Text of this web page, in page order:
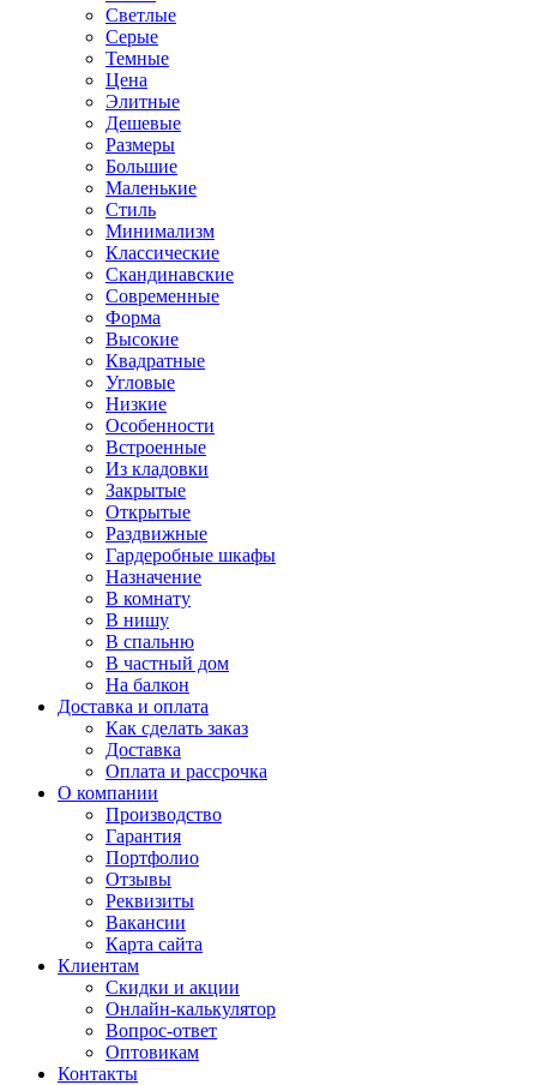
Светлые
Серые
Темные
Цена
Элитные
Дешевые
Размеры
Большие
Маленькие
Стиль
Минимализм
Классические
Скандинавские
Современные
Форма
Высокие
Квадратные
Угловые
Низкие
Особенности
Встроенные
Из кладовки
Закрытые
Открытые
Раздвижные
Гардеробные шкафы
Назначение
В комнату
В нишу
В спальню
В частный дом
На балкон
Доставка и оплата
Как сделать заказ
Доставка
Оплата и рассрочка
О компании
Производство
Гарантия
Портфолио
Отзывы
Реквизиты
Вакансии
Карта сайта
Клиентам
Скидки и акции
Онлайн-калькулятор
Вопрос-ответ
Оптовикам
Контакты